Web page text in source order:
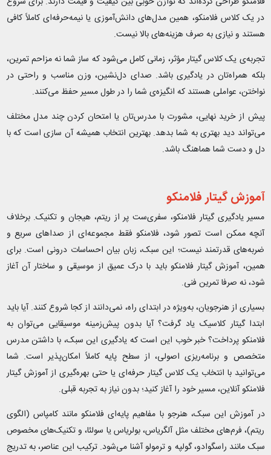
در یک کلاس فلامنکو، همین مدل‌های دانش‌آموزی یا نیمه‌حرفه‌ای کاملاً کافی
هستند و نیازی به صرف هزینه‌های بالا نیست.
تجربه‌ی یک کلاس گیتار مؤثر، زمانی کامل می‌شود که ساز شما نه مزاحم تمرین،
بلکه همراه‌تان در یادگیری باشد. صدای دل‌نشین، وزن مناسب و راحتی در
نواختن، عواملی هستند که انگیزه‌ی شما را در طول مسیر حفظ می‌کنند.
پیش از خرید نهایی، مشورت با مدرس‌تان یا امتحان کردن چند مدل مختلف
می‌تواند دید بهتری به شما بدهد. بهترین انتخاب همیشه آن سازی است که با
دل و دست شما هماهنگ باشد.
آموزش گیتار فلامنکو
مسیر یادگیری گیتار فلامنکو، سفری‌ست پر از ریتم، هیجان و تکنیک. برخلاف
آنچه ممکن است تصور شود، فلامنکو فقط مجموعه‌ای از صداهای سریع و
ضربه‌های قدرتمند نیست؛ این سبک، زبان بیان احساسات درونی است. برای
همین، آموزش گیتار فلامنکو باید با درک عمیق از موسیقی و ساختار آن آغاز
شود، نه صرفا تمرین فنی.
بسیاری از هنرجویان، به‌ویژه در ابتدای راه، نمی‌دانند از کجا شروع کنند. آیا باید
ابتدا گیتار کلاسیک یاد گرفت؟ آیا بدون پیش‌زمینه موسیقایی می‌توان به
فلامنکو پرداخت؟ خبر خوب این است که یادگیری این سبک، با داشتن مدرس
متخصص و برنامه‌ریزی اصولی، از سطح پایه کاملاً امکان‌پذیر است. شما
می‌توانید با انتخاب یک کلاس گیتار حرفه‌ای یا حتی بهره‌گیری از آموزش گیتار
فلامنکو آنلاین، مسیر خود را آغاز کنید؛ بدون نیاز به تجربه قبلی.
در آموزش این سبک، هنرجو با مفاهیم پایه‌ای فلامنکو مانند کامپاس (الگوی
ریتم)، فرم‌های مختلف مثل آلگریاس، بولریاس یا سولئا، و تکنیک‌های مخصوص
سبک مانند راسگوادو، گولپه و ترمولو آشنا می‌شود. ترکیب این عناصر، به تدریج